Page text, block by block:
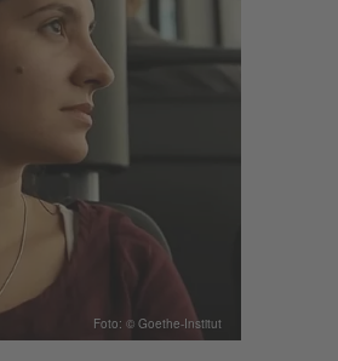
Foto: © Goethe-Institut